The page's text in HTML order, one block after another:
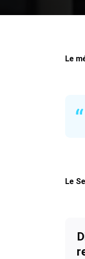
Le
Le